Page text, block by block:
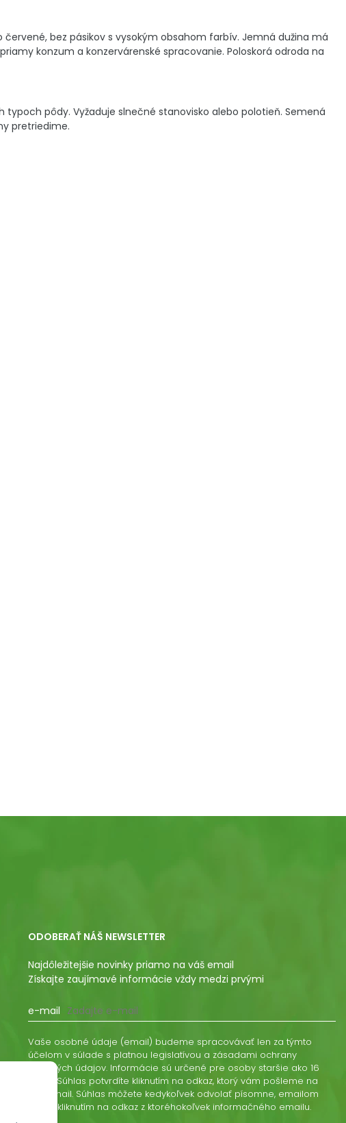
červené, bez pásikov s vysokým obsahom farbív. Jemná dužina má
konzum a konzervárenské spracovanie. Poloskorá odroda na
pôdy. Vyžaduje slnečné stanovisko alebo polotieň. Semená
pretriedime.
ODOBERAŤ NÁŠ NEWSLETTER
Najdôležitejšie novinky priamo na váš email
Získajte zaujímavé informácie vždy medzi prvými
e-mail
Vaše osobné údaje (email) budeme spracovávať len za týmto
účelom v súlade s platnou legislatívou a zásadami ochrany
osobných údajov. Informácie sú určené pre osoby staršie ako 16
rokov. Súhlas potvrdíte kliknutím na odkaz, ktorý vám pošleme na
váš email. Súhlas môžete kedykoľvek odvolať písomne, emailom
alebo kliknutím na odkaz z ktoréhokoľvek informačného emailu.